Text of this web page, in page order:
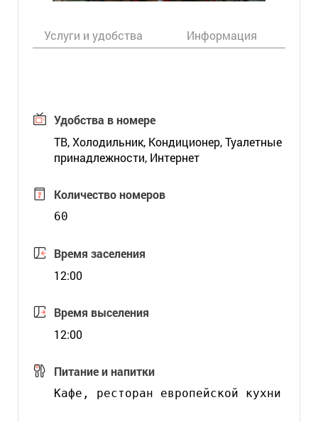
Услуги и удобства Информация
Удобства в номере
ТВ, Холодильник, Кондиционер, Туалетные
принадлежности, Интернет
Количество номеров
60
Время заселения
12:00
Время выселения
12:00
Питание и напитки